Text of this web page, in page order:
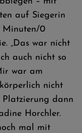
auf Siegerin
Minuten/0
„Das war nicht
auch nicht so
war am
nicht
dann
Horchler.
mal mit